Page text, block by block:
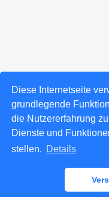
Diese Internetseite
grundlegende
die Nutzererfahrung
Dienste und
stellen. Details